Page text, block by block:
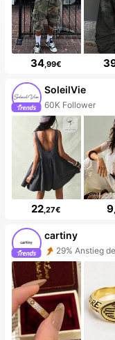
34 ,99€
SoleilVie
60K Follower
20+ Neu
22 ,27€ 9
cartiny
29% Anstieg
31% Anstieg